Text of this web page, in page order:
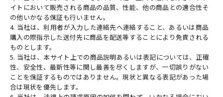
イトにおいて販売される商品の品質、性能、他の商品との適合性そ
の他いかなる保証も行いません。
4. 当社は、利用者が入力した連絡先へ連絡すること、あるいは商品
購入の際指示した送付先に商品を配送等することにより免責される
ものとします。
5. 当社は、本サイト上での商品説明あるいは表記については、正確
性、安全性、最新性等に関し最善を尽くしますが、一切誤りがない
ことを保証するものではありません。現状と異なる表記があった場
合は現状を優先します。